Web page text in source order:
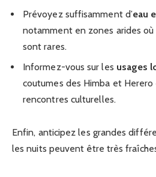
Prévoyez suffisamment d’eau
notamment en zones arides
sont rares.
Informez-vous sur les usages
coutumes des Himba et
rencontres culturelles.
Enfin, anticipez les grandes
les nuits peuvent être très